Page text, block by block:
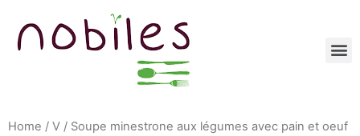
Home / V / Soupe minestrone aux légumes avec pain et oeuf